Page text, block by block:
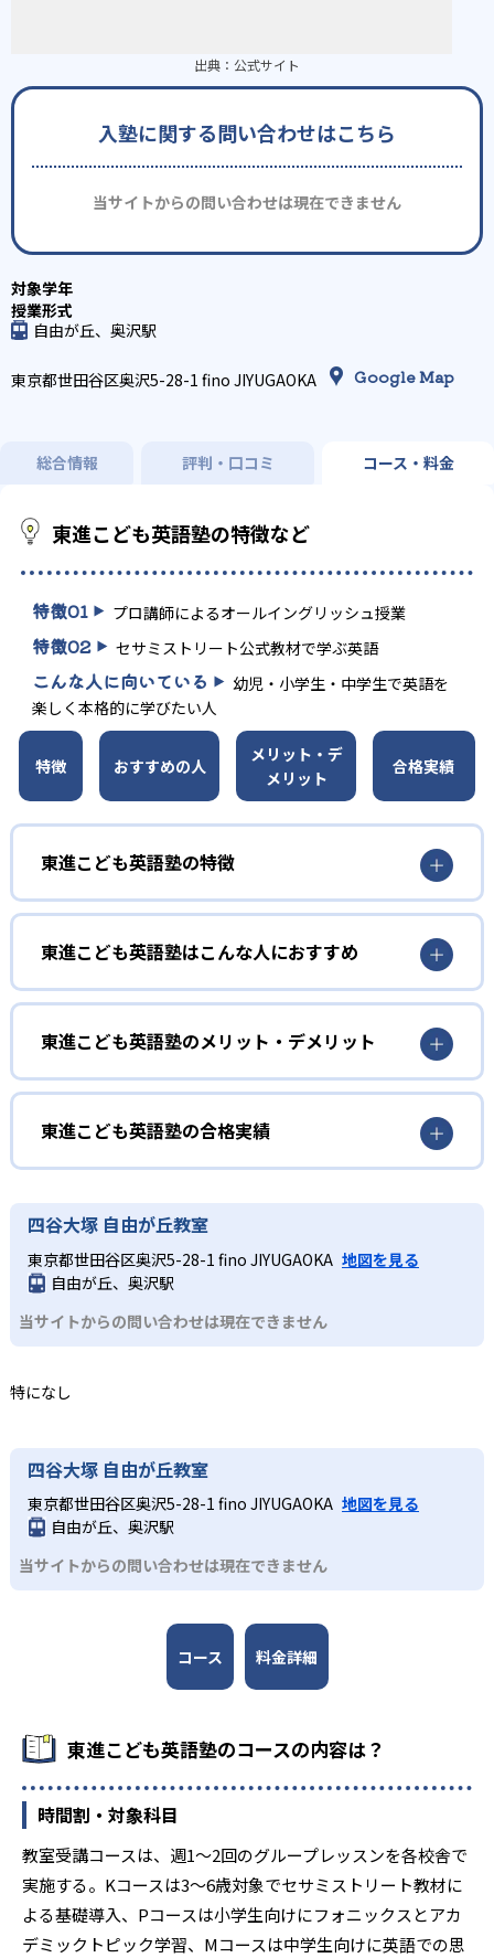
出典： 公式サイト
入塾に関する問い合わせはこちら
当サイトからの問い合わせは現在できません
自由が丘、奥沢駅
東京都世田谷区奥沢5-28-1 fino JIYUGAOKA Google Map
総合情報 評判・口コミ コース・料金
東進こども英語塾の特徴など
特徴01 プロ講師によるオールイングリッシュ授業
特徴02 セサミストリート公式教材で学ぶ英語
こんな人に向いている
幼児・小学生・中学生で英語を
楽しく本格的に学びたい人
特徴 おすすめの人
メリット・デ
メリット
合格実績
東進こども英語塾の特徴
1
プロ講師によるオールイングリッシュ指導
全てのレッスンをオールイングリッシュで実施。スピーチ
2 セサミストリート教材を使用
て開発された教材を使用し、子どもが楽しみながら英語環
家庭学習をサポートするホームレビュー
オンラインシステム「ホームレビュー」では、レッスン映
像の見直しだけでなく、PBSの人気子ども向け番組を視聴
できる。教室学習と家庭学習を連携させ、継続的なインプ
ット量の確保と学習モチベーションの維持を支援する。
東進こども英語塾はこんな人におすすめ
幼児
英語を英語のまま理解したい人
3～6歳向けのKコースでは、初めて英語に触れる幼児が安心
して学べるプログラムを提供。セサミストリートのキャラ
クターと一緒に、遊びを通して学べる。
小学生
段階的に学びたい人
小学生向けのPコースは、P1～P6までの段階的なレベル設
定で、初心者から上級者まで対応する。P1・P2で中学3年
生の英語の教科書が読めるレベルを目指して土台をつく
り、P3・P4からは算数・理科・社会のトピックを英語で学
習する。P5・P6では英語での発信・コミュニケーションを
Mコースは中学生向けに設計されており、科学・社会・文学
のアカデミックなトピックを取り上げて英語でディスカッ
ションやプレゼンテーションを行う。英語での発信力と表
現力を磨いていく。
東進こども英語塾のメリット・デメリット
どんなメリットがある?
東進こども英語塾は、セサミストリート教材をベースにオ
ールイングリッシュで指導し、本格的なイマージョン学習
を実現。また、ホームレビューにより自宅でも毎日ネイテ
ィブ英語に触れられるためインプット量が増える。教室受
講とオンラインコースの2コースから選択できる点もメリッ
トだ。
どんなデメリットがある?
公式サイトには月謝やクラス定員の詳細が掲載されていな
いため、具体的な費用や学習環境については各教室への問
東進こども英語塾の合格実績
東進こども英語塾は合格実績を公式サイトで公開していな
四谷大塚 自由が丘教室
東京都世田谷区奥沢5-28-1 fino JIYUGAOKA 地図を見る
自由が丘、奥沢駅
当サイトからの問い合わせは現在できません
特になし
四谷大塚 自由が丘教室
東京都世田谷区奥沢5-28-1 fino JIYUGAOKA 地図を見る
自由が丘、奥沢駅
当サイトからの問い合わせは現在できません
コース 料金詳細
東進こども英語塾のコースの内容は？
時間割・対象科目
教室受講コースは、週1～2回のグループレッスンを各校舎で
実施する。Kコースは3～6歳対象でセサミストリート教材に
よる基礎導入、Pコースは小学生向けにフォニックスとアカ
デミックトピック学習、Mコースは中学生向けに英語での思